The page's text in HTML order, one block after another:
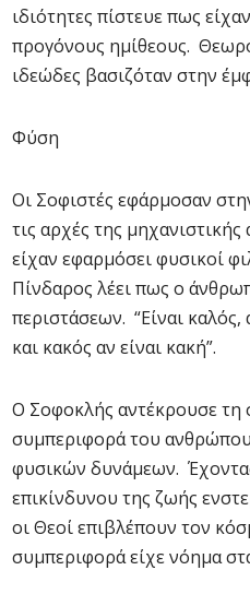
ιδιότητες πίστευε πως
προγόνους ημίθεους.
ιδεώδες βασιζόταν στην
Φύση
Οι Σοφιστές εφάρμοσαν
τις αρχές της
είχαν εφαρμόσει φυσικοί
Πίνδαρος λέει πως ο
περιστάσεων. “Είναι καλός,
και κακός αν είναι κακή”.
Ο Σοφοκλής αντέκρουσε τη
συμπεριφορά του
φυσικών δυνάμεων.
επικίνδυνου της ζωής
οι Θεοί επιβλέπουν τον
συμπεριφορά είχε νόημα